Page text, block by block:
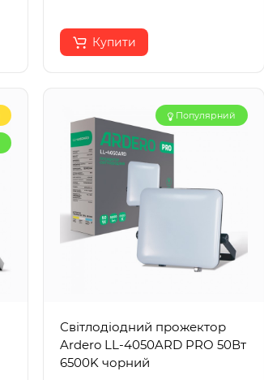
Купити
Популярний
Світлодіодний прожектор
Ardero LL-4050ARD PRO 50Вт
6500K чорний